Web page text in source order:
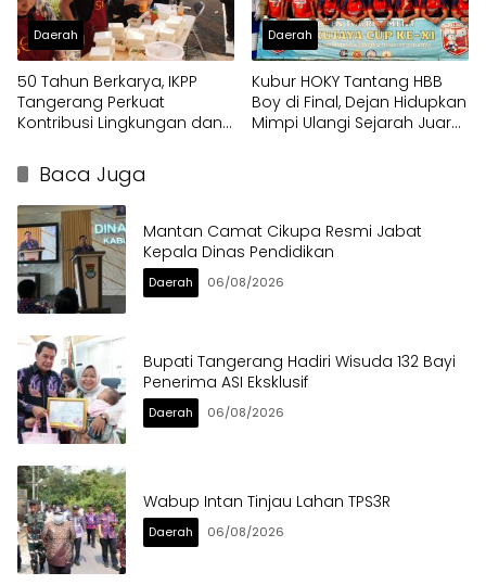
Daerah
50 Tahun Berkarya, IKPP
Tangerang Perkuat
Kontribusi Lingkungan dan
Penghargaan Berkelanjutan
Daerah
Kubur HOKY Tantang HBB
Boy di Final, Dejan Hidupkan
Mimpi Ulangi Sejarah Juara
Baca Juga
Mantan Camat Cikupa Resmi Jabat
Kepala Dinas Pendidikan
Daerah 06/08/2026
Bupati Tangerang Hadiri Wisuda 132 Bayi
Penerima ASI Eksklusif
Daerah 06/08/2026
Wabup Intan Tinjau Lahan TPS3R
Daerah 06/08/2026